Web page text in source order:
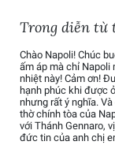
Trong diễn từ
Chào Napoli! Chúc
ấm áp mà chỉ Napoli
nhiệt này! Cảm ơn!
hạnh phúc khi được
nhưng rất ý nghĩa.
thờ chính tòa của
với Thánh Gennaro,
đức tin của anh chị